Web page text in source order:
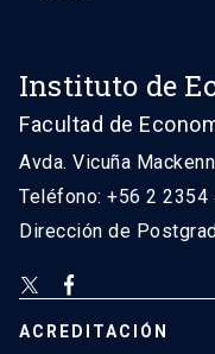
Instituto de
Facultad de
Avda. Vicuña
Teléfono: +56 2 2354
Dirección de
ACREDITACIÓN